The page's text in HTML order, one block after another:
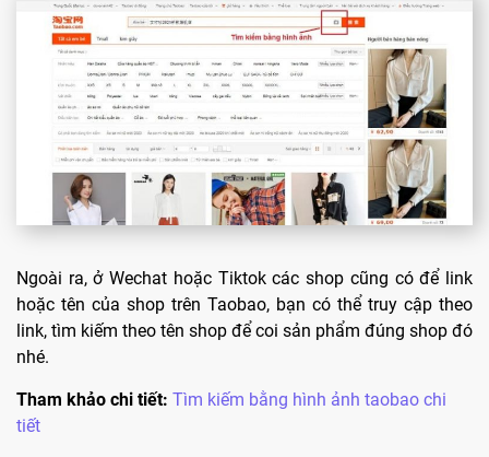
Ngoài ra, ở Wechat hoặc Tiktok các shop cũng có để link
hoặc tên của shop trên Taobao, bạn có thể truy cập theo
link, tìm kiếm theo tên shop để coi sản phẩm đúng shop đó
nhé.
Tham khảo chi tiết: Tìm kiếm bằng hình ảnh taobao chi
tiết